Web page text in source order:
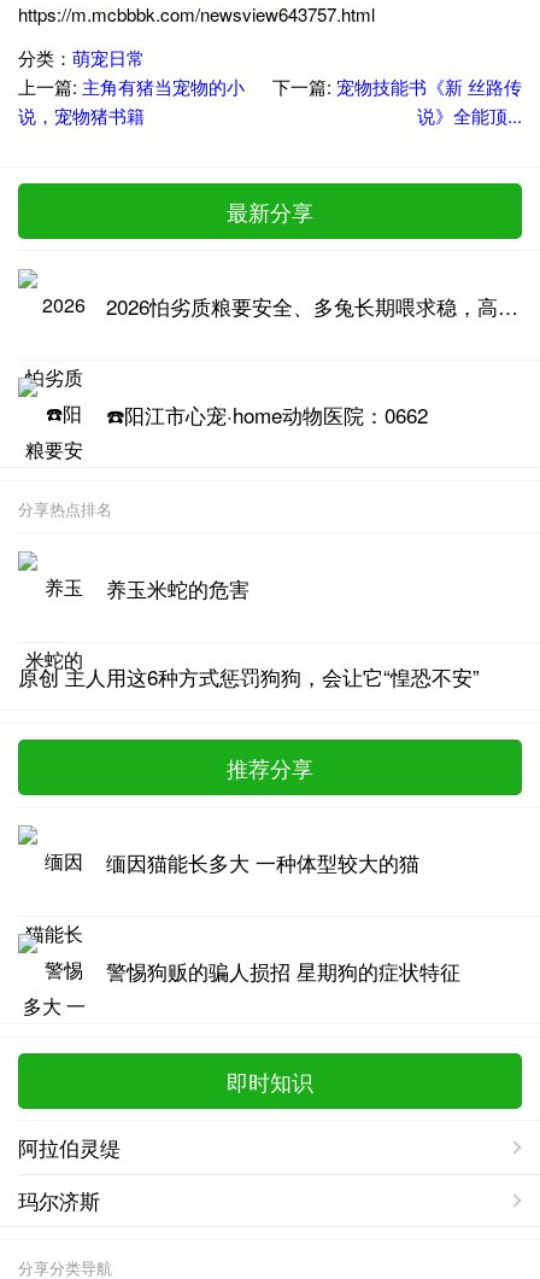
https://m.mcbbbk.com/newsview643757.html
分类： 萌宠日常
上一篇: 主角有猪当宠物的小
说，宠物猪书籍
下一篇: 宠物技能书《新 丝路传
说》全能顶...
最新分享
2026怕劣质粮要安全、多兔长期喂求稳，高品质兔粮推荐
☎️阳江市心宠·home动物医院：0662
分享热点排名
养玉米蛇的危害
原创 主人用这6种方式惩罚狗狗，会让它“惶恐不安”
推荐分享
缅因猫能长多大 一种体型较大的猫
警惕狗贩的骗人损招 星期狗的症状特征
即时知识
阿拉伯灵缇
玛尔济斯
分享分类导航